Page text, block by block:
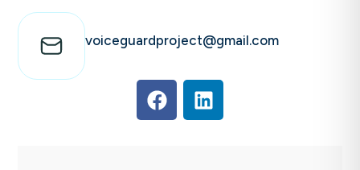
voiceguardproject@gmail.com